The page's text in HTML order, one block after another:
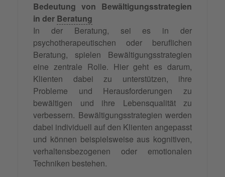
Bedeutung von Bewältigungsstrategien
in der Beratung
In der Beratung, sei es in der
psychotherapeutischen oder beruflichen
Beratung, spielen Bewältigungsstrategien
eine zentrale Rolle. Hier geht es darum,
Klienten dabei zu unterstützen, ihre
Probleme und Herausforderungen zu
bewältigen und ihre Lebensqualität zu
verbessern. Bewältigungsstrategien werden
dabei individuell auf den Klienten angepasst
und können beispielsweise aus kognitiven,
verhaltensbezogenen oder emotionalen
Techniken bestehen.